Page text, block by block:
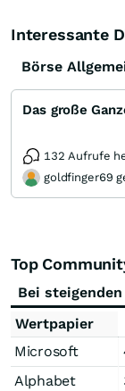
Interessante
Börse
132 Aufrufe
goldfinger69
Top
Bei
Wertpapier
Microsoft
Alphabet